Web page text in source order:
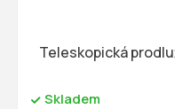
Teleskopická
Skladem